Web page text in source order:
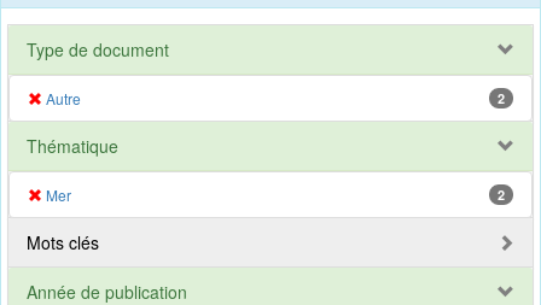
Type de document
Autre 2
Thématique
Mer 2
Mots clés
Année de publication